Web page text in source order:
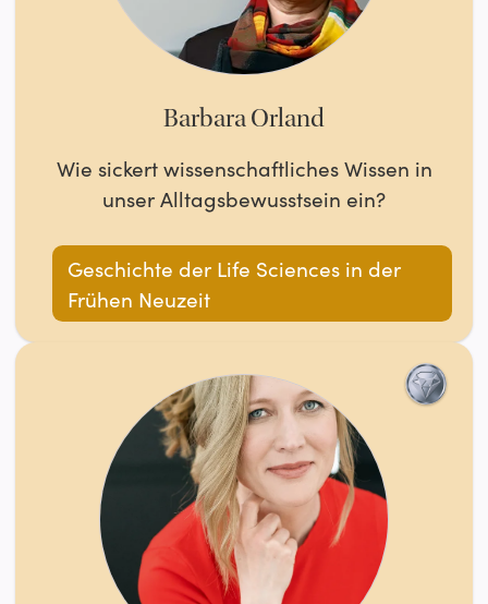
Barbara Orland
Wie sickert wissenschaftliches Wissen in
unser Alltagsbewusstsein ein?
Geschichte der Life Sciences in der
Frühen Neuzeit